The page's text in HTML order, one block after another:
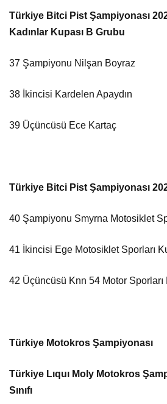
Türkiye Bitci Pist Şampiyonası
Kadınlar Kupası B Grubu
37 Şampiyonu Nilşan Boyraz
38 İkincisi Kardelen Apaydın
39 Üçüncüsü Ece Kartaç
Türkiye Bitci Pist Şampiyonası
40 Şampiyonu Smyrna Motosiklet
41 İkincisi Ege Motosiklet Sporları
42 Üçüncüsü Knn 54 Motor Sporları
Türkiye Motokros Şampiyonası
Türkiye Lıquı Moly Motokros
Sınıfı